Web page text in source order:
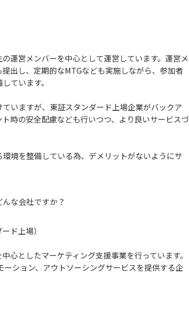
運営メンバーを中心として運営しています。運営メ
出し、定期的なMTGなども実施しながら、参加者
ています。
いますが、東証スタンダード上場企業がバックア
時の安全配慮なども行いつつ、より良いサービスづ
境を整備している為、デメリットがないようにサ
な会社ですか？
ド上場）
心としたマーケティング支援事業を行っています。
ション、アウトソーシングサービスを提供する企